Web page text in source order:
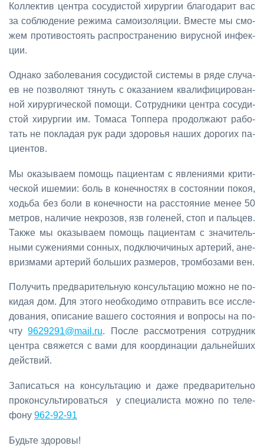
Кол­лек­тив цен­тра со­су­ди­стой хи­рур­гии бла­го­да­рит вас
за со­блю­де­ние ре­жи­ма са­мо­изо­ля­ции. Вме­сте мы смо­
жем про­ти­во­сто­ять рас­про­стра­не­нию ви­рус­ной ин­фек­
ции.
Од­на­ко за­бо­ле­ва­ния со­су­ди­стой си­сте­мы в ря­де слу­ча­
ев не поз­во­ля­ют тя­нуть с ока­за­ни­ем ква­ли­фи­ци­ро­ван­
ной хи­рур­ги­че­ской по­мо­щи. Со­труд­ни­ки цен­тра со­су­ди­
стой хи­рур­гии им. То­ма­са Топ­пе­ра про­дол­жа­ют ра­бо­
тать не по­кла­дая рук ра­ди здо­ро­вья на­ших до­ро­гих па­
ци­ен­тов.
Мы ока­зы­ва­ем по­мощь па­ци­ен­там с яв­ле­ни­я­ми кри­ти­
че­ской ише­мии: боль в ко­неч­но­стях в со­сто­я­нии по­коя,
ходь­ба без бо­ли в ко­неч­но­сти на рас­сто­я­ние ме­нее 50
мет­ров, на­ли­чие некро­зов, язв го­ле­ней, стоп и паль­цев.
Та­к­же мы ока­зы­ва­ем по­мощь па­ци­ен­там с зна­чи­тель­
ны­ми суже­ни­я­ми сон­ных, под­клю­чи­чи­ных ар­те­рий, ане­
вриз­ма­ми ар­те­рий боль­ших раз­ме­ров, тром­бо­за­ми вен.
По­лу­чить пред­ва­ри­тель­ную кон­суль­та­цию мож­но не по­
ки­дая дом. Для это­го необ­хо­ди­мо от­пра­вить все ис­сле­
до­ва­ния, опи­са­ние ва­ше­го со­сто­я­ния и во­про­сы на по­
чту9629291@​mail.​ru. По­сле рас­смот­ре­ния со­труд­ник
цен­тра свя­жет­ся с ва­ми для ко­ор­ди­на­ции даль­ней­ших
дей­ствий.
За­пи­сать­ся на кон­суль­та­цию и да­же пред­ва­ри­тель­но
про­кон­суль­ти­ро­вать­ся у спе­ци­а­ли­ста мож­но по те­ле­
фо­ну 962-92-91
Будь­те здо­ро­вы!